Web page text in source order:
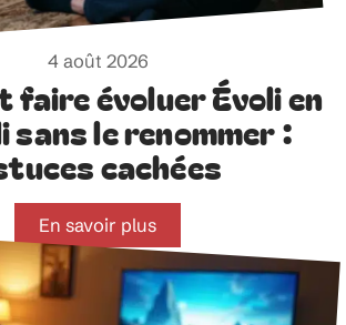
4 août 2026
faire évoluer Évoli en
sans le renommer :
cachées
En savoir plus